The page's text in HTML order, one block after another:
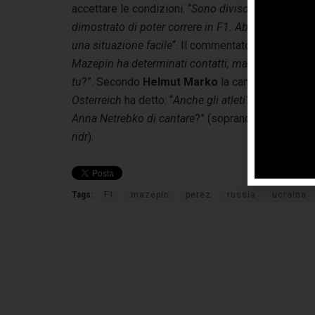
accettare le condizioni. “Sono diviso
dimostrato di poter correre in F1. Abbiamo sia
una situazione facile“. Il commentatore di F1
Mazepin ha determinati contatti, ma se tuo padre
tu?”. Secondo Helmut Marko la cancellazione
Osterreich ha detto: “Anche gli atleti? No. Non
Anna Netrebko di cantare?” (soprano russa che
ndr).
Tags: F1 mazepin perez russia ucraina